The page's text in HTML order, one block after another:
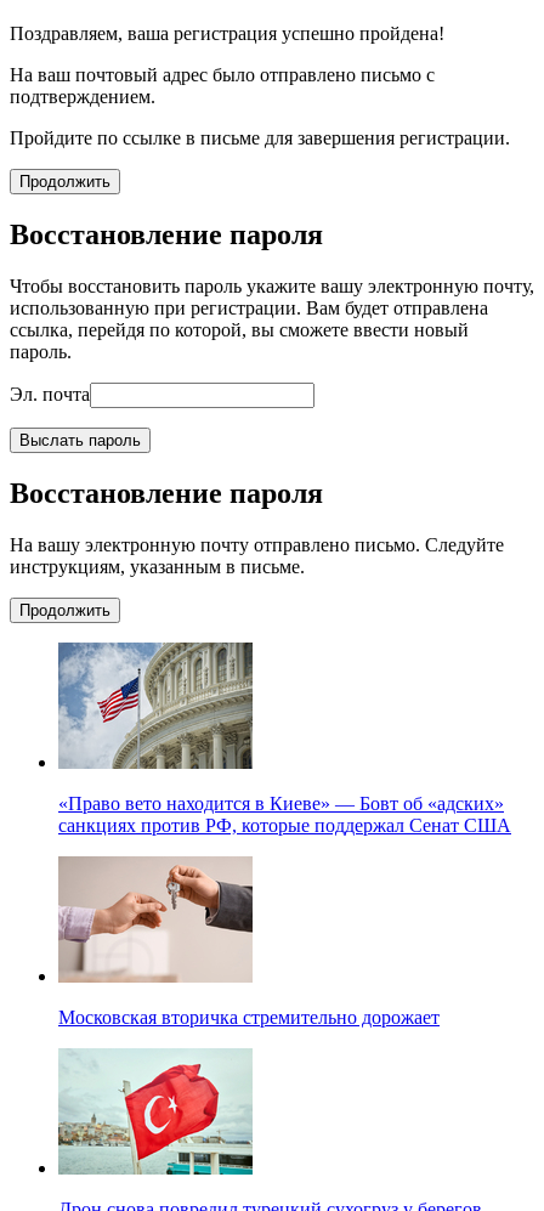
Поздравляем, ваша регистрация успешно пройдена!
На ваш почтовый адрес было отправлено письмо с
подтверждением.
Пройдите по ссылке в письме для завершения регистрации.
Продолжить
Восстановление пароля
Чтобы восстановить пароль укажите вашу электронную почту,
использованную при регистрации. Вам будет отправлена
ссылка, перейдя по которой, вы сможете ввести новый
пароль.
Эл. почта
Выслать пароль
Восстановление пароля
На вашу электронную почту отправлено письмо. Следуйте
инструкциям, указанным в письме.
Продолжить
«Право вето находится в Киеве» — Бовт об «адских»
санкциях против РФ, которые поддержал Сенат США
Московская вторичка стремительно дорожает